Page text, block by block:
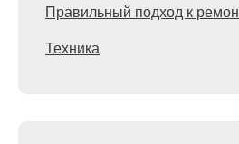
Правильный подход к
Техника